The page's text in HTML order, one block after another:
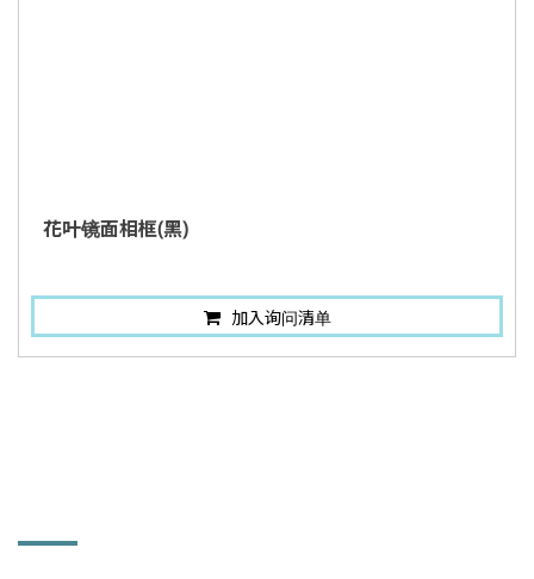
花叶镜面相框(黑)
加入询问清单